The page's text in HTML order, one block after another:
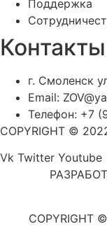
Поддержка
Контакты
г. Смоленск
Email:
Телефон: +7
COPYRIGHT ©
Vk Twitter Youtube